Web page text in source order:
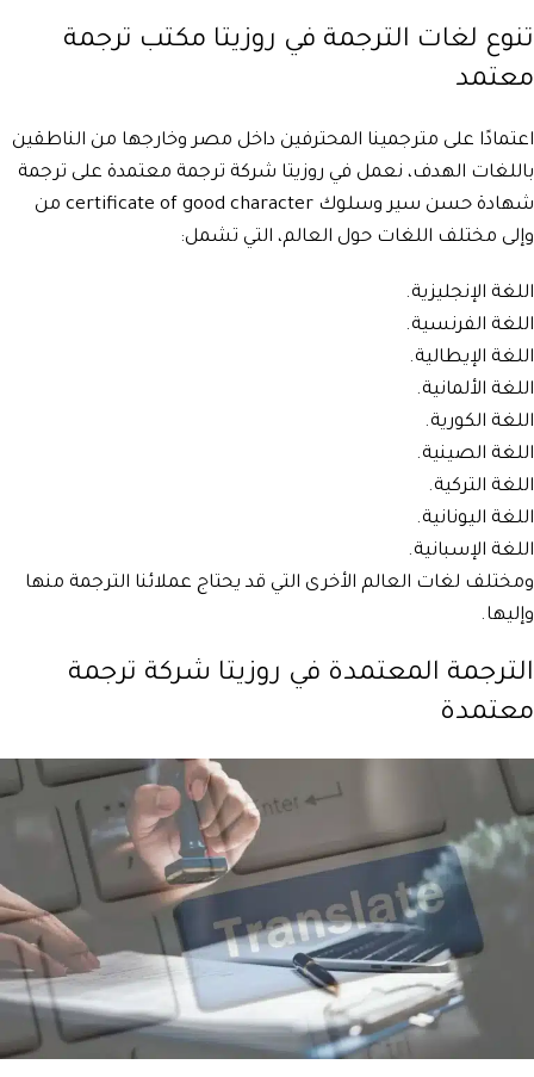
تنوع لغات الترجمة في روزيتا مكتب ترجمة
معتمد
اعتمادًا على مترجمينا المحترفين داخل مصر وخارجها من الناطقين
باللغات الهدف، نعمل في روزيتا شركة ترجمة معتمدة على ترجمة
شهادة حسن سير وسلوك certificate of good character من
وإلى مختلف اللغات حول العالم، التي تشمل:
اللغة الإنجليزية.
اللغة الفرنسية.
اللغة الإيطالية.
اللغة الألمانية.
اللغة الكورية.
اللغة الصينية.
اللغة التركية.
اللغة اليونانية.
اللغة الإسبانية.
ومختلف لغات العالم الأخرى التي قد يحتاج عملائنا الترجمة منها
وإليها.
الترجمة المعتمدة في روزيتا شركة ترجمة
معتمدة